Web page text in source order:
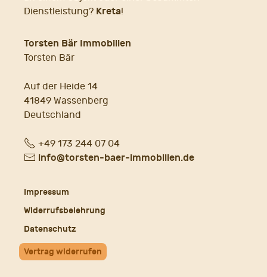
Dienstleistung? Kreta!
Torsten Bär Immobilien
Torsten Bär
Auf der Heide 14
41849 Wassenberg
Deutschland
Fon+49 173 244 07 04
E- info@torsten-baer-immobilien.de
Impressum
Widerrufsbelehrung
Datenschutz
Vertrag widerrufen